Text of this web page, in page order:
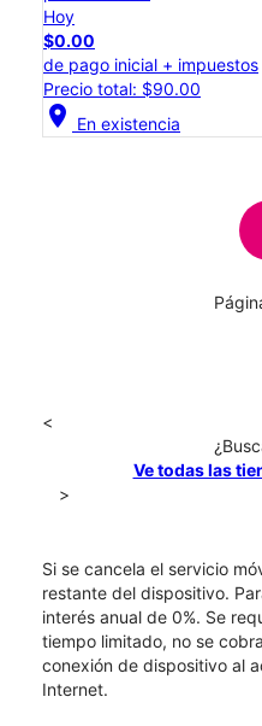
Hoy
$0.00
de pago inicial + impuestos
Precio total: $90.00
location_on En existencia
<
Ve todas las
>
Si se cancela el servicio
restante del dispositivo.
interés anual de 0%. Se
tiempo limitado, no se
conexión de dispositivo al
Internet.